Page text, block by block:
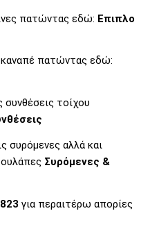
πατώντας εδώ: Επιπλο
πατώντας εδώ:
τοίχου
συρόμενες αλλά και
Συρόμενες &
για περαιτέρω απορίες